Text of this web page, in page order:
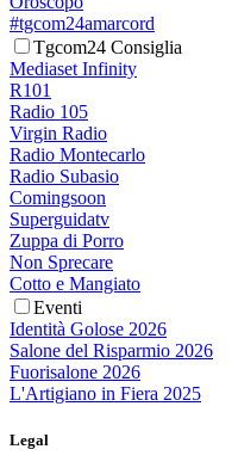
#tgcom24amarcord
Tgcom24 Consiglia
Mediaset Infinity
R101
Radio 105
Virgin Radio
Radio Montecarlo
Radio Subasio
Comingsoon
Superguidatv
Zuppa di Porro
Non Sprecare
Cotto e Mangiato
Eventi
Identità Golose 2026
Salone del Risparmio 2026
Fuorisalone 2026
L'Artigiano in Fiera 2025
Legal